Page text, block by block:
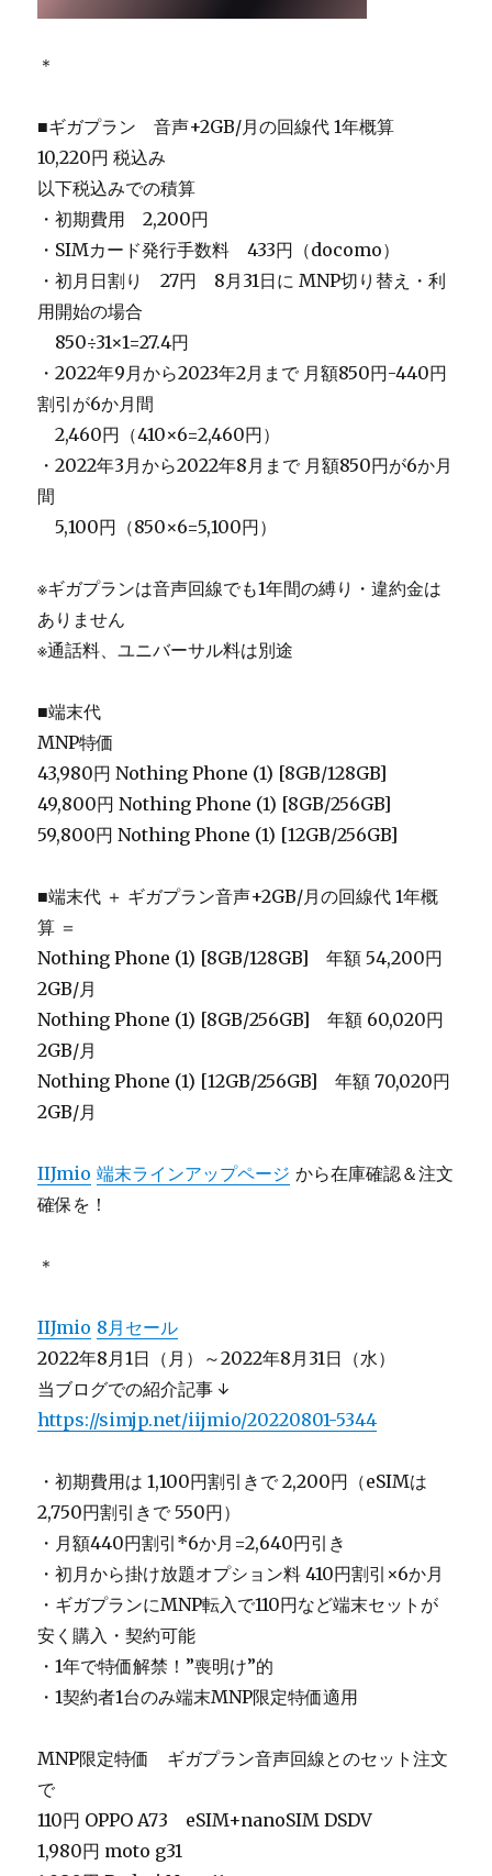
＊
■ギガプラン 音声+2GB/月の回線代 1年概算
10,220円 税込み
以下税込みでの積算
・初期費用 2,200円
・SIMカード発行手数料 433円（docomo）
・初月日割り 27円 8月31日に MNP切り替え・利
用開始の場合
850÷31×1=27.4円
・2022年9月から2023年2月まで 月額850円-440円
割引が6か月間
＿2,460円（410×6=2,460円）
・2022年3月から2022年8月まで 月額850円が6か月
間
＿5,100円（850×6=5,100円）
※ギガプランは音声回線でも1年間の縛り・違約金は
ありません
※通話料、ユニバーサル料は別途
■端末代
MNP特価
43,980円 Nothing Phone (1) [8GB/128GB]
49,800円 Nothing Phone (1) [8GB/256GB]
59,800円 Nothing Phone (1) [12GB/256GB]
■端末代 ＋ ギガプラン音声+2GB/月の回線代 1年概
算 ＝
Nothing Phone (1) [8GB/128GB] 年額 54,200円
2GB/月
Nothing Phone (1) [8GB/256GB] 年額 60,020円
2GB/月
Nothing Phone (1) [12GB/256GB] 年額 70,020円
2GB/月
IIJmio 端末ラインアップページ から在庫確認＆注文
確保を！
＊
IIJmio 8月セール
2022年8月1日（月）～2022年8月31日（水）
当ブログでの紹介記事 ↓
https://simjp.net/iijmio/20220801-5344
・初期費用は 1,100円割引きで 2,200円（eSIMは
2,750円割引きで 550円）
・月額440円割引*6か月=2,640円引き
・初月から掛け放題オプション料 410円割引×6か月
・ギガプランにMNP転入で110円など端末セットが
安く購入・契約可能
・1年で特価解禁！”喪明け”的
・1契約者1台のみ端末MNP限定特価適用
MNP限定特価 ギガプラン音声回線とのセット注文
で
110円 OPPO A73 eSIM+nanoSIM DSDV
1,980円 moto g31